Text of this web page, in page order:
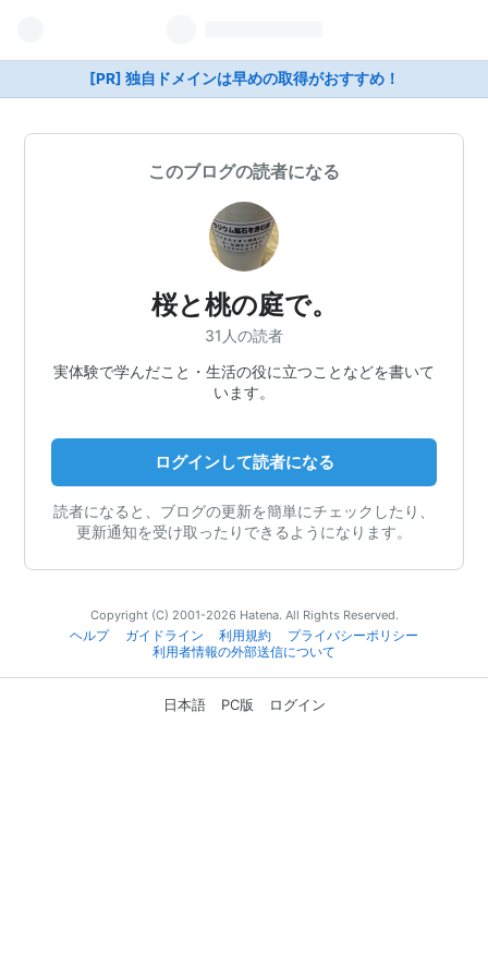
[PR] 独自ドメインは早めの取得がおすすめ！
このブログの読者になる
桜と桃の庭で。
31人の読者
実体験で学んだこと・生活の役に立つことなどを書いて
います。
ログインして読者になる
読者になると、ブログの更新を簡単にチェックしたり、
更新通知を受け取ったりできるようになります。
Copyright (C) 2001-2026 Hatena. All Rights Reserved.
ヘルプ
ガイドライン 利用規約
プライバシーポリシー
利用者情報の外部送信について
日本語 PC版 ログイン